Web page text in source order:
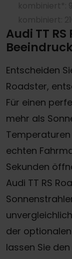
Audi TT
Entscheiden
Roadster,
Für einen
mehr als
echten
Sekunden
Audi TT RS
der
lassen Sie